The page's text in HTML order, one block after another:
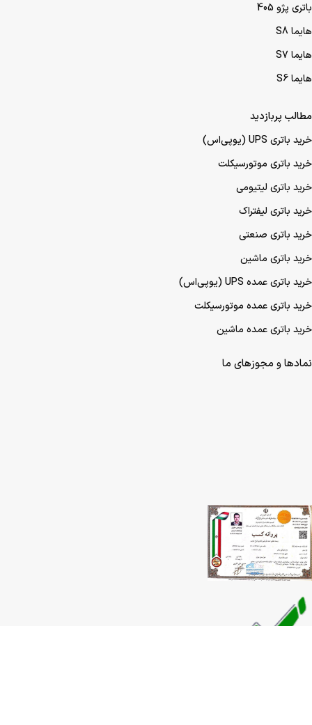
باتری پژو 405
هایما S8
هایما S7
هایما S6
مطالب پربازدید
خرید باتری UPS (یو‌پی‌اس)
خرید باتری موتورسیکلت
خرید باتری لیتیومی
خرید باتری لیفتراک
خرید باتری صنعتی
خرید باتری ماشین
خرید باتری عمده UPS (یو‌پی‌اس)
خرید باتری عمده موتورسیکلت
خرید باتری عمده ماشین
نمادها و مجوزهای ما